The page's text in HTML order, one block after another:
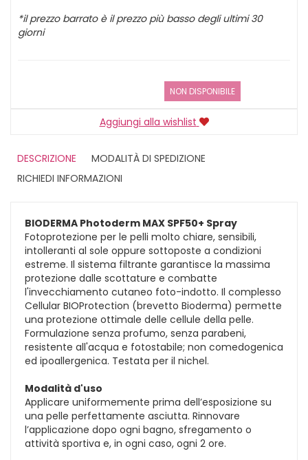
*il prezzo barrato è il prezzo più basso degli ultimi 30
giorni
NON DISPONIBILE
Aggiungi alla wishlist
DESCRIZIONE
MODALITÀ DI SPEDIZIONE
RICHIEDI INFORMAZIONI
BIODERMA Photoderm MAX SPF50+ Spray
Fotoprotezione per le pelli molto chiare, sensibili,
intolleranti al sole oppure sottoposte a condizioni
estreme. Il sistema filtrante garantisce la massima
protezione dalle scottature e combatte
l'invecchiamento cutaneo foto-indotto. Il complesso
Cellular BIOProtection (brevetto Bioderma) permette
una protezione ottimale delle cellule della pelle.
Formulazione senza profumo, senza parabeni,
resistente all'acqua e fotostabile; non comedogenica
ed ipoallergenica. Testata per il nichel.
Modalità d'uso
Applicare uniformemente prima dell’esposizione su
una pelle perfettamente asciutta. Rinnovare
l’applicazione dopo ogni bagno, sfregamento o
attività sportiva e, in ogni caso, ogni 2 ore.